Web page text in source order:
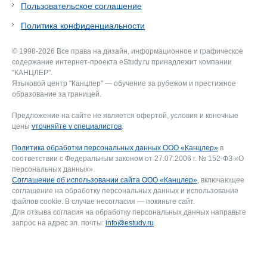
Пользовательское соглашение
Политика конфиденциальности
© 1998-2026 Все права на дизайн, информационное и графическое
содержание интернет-проекта eStudy.ru принадлежит компании
"КАНЦЛЕР".
Языковой центр "Канцлер" — обучение за рубежом и престижное
образование за границей.
Предложение на сайте не является офертой, условия и конечные
цены уточняйте у специалистов.
Политика обработки персональных данных ООО «Канцлер» в
соответствии с Федеральным законом от 27.07.2006 г. № 152-ФЗ «О
персональных данных».
Соглашение об использовании сайта ООО «Канцлер», включающее
соглашение на обработку персональных данных и использование
файлов cookie. В случае несогласия — покиньте сайт.
Для отзыва согласия на обработку персональных данных направьте
запрос на адрес эл. почты: info@estudy.ru.